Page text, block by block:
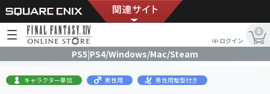
ログイン
0
PS5|PS4/Windows/Mac/Steam
キャラクター単位 男性用 男性用髪型付き